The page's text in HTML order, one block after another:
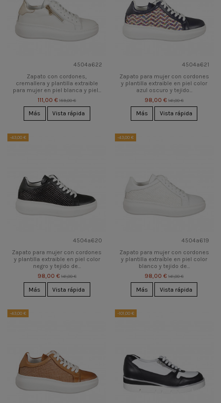
4504a622
Zapato con cordones,
cremallera y plantilla extraible
para mujer en piel blanca y piel...
111,00 € 159,00 €
Más Vista rápida
4504a621
Zapato para mujer con cordones
y plantilla extraible en piel color
azul oscuro y tejido...
98,00 € 141,00 €
Más Vista rápida
-43,00 €
4504a620
Zapato para mujer con cordones
y plantilla extraible en piel color
negro y tejido de...
98,00 € 141,00 €
Más Vista rápida
-43,00 €
4504a619
Zapato para mujer con cordones
y plantilla extraíble en piel color
blanco y tejido de...
98,00 € 141,00 €
Más Vista rápida
-43,00 € -101,00 €